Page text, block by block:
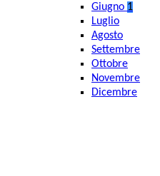
Giugno 1
Luglio
Agosto
Settembre
Ottobre
Novembre
Dicembre